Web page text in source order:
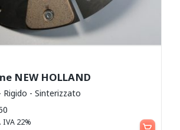
NEW HOLLAND
- Sinterizzato
IVA 22% Aggiungi al carrello